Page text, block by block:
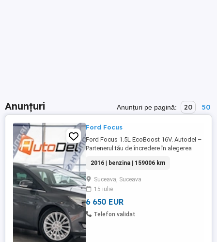
Anunțuri Anunțuri pe pagină: 20 50
Ford Focus
Ford Focus 1.5L EcoBoost 16V. Autodel –
Partenerul tău de încredere în alegerea
autovehicule atent selecționate și mai mult
de 3.000 de clienți mulțumiți, Autodel îți
oferă o experiență completă de achiziție,
bazată pe transparență, siguranță și
profesionalism. ✔ Autovehicule ...
2016 | benzina | 159006 km
Suceava, Suceava
15 iulie
6 650 EUR
Telefon validat